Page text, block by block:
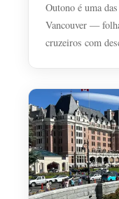
Outono é uma
Vancouver —
cruzeiros com